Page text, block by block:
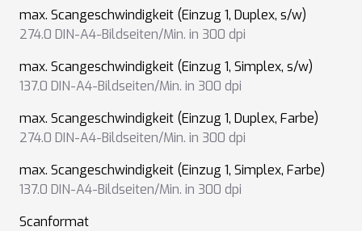
max. Scangeschwindigkeit (Einzug 1, Duplex, s/w)
274.0 DIN-A4-Bildseiten/Min. in 300 dpi
max. Scangeschwindigkeit (Einzug 1, Simplex, s/w)
137.0 DIN-A4-Bildseiten/Min. in 300 dpi
max. Scangeschwindigkeit (Einzug 1, Duplex, Farbe)
274.0 DIN-A4-Bildseiten/Min. in 300 dpi
max. Scangeschwindigkeit (Einzug 1, Simplex, Farbe)
137.0 DIN-A4-Bildseiten/Min. in 300 dpi
Scanformat